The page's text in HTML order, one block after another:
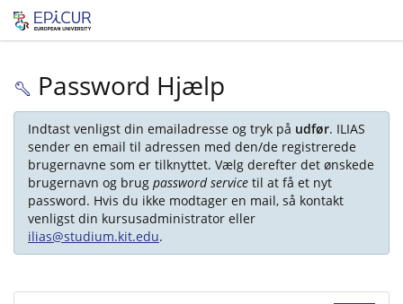
Password Hjælp
Indtast venligst din emailadresse og tryk på udfør. ILIAS
sender en email til adressen med den/de registrerede
brugernavne som er tilknyttet. Vælg derefter det ønskede
brugernavn og brug password service til at få et nyt
password. Hvis du ikke modtager en mail, så kontakt
venligst din kursusadministrator eller
ilias@studium.kit.edu.